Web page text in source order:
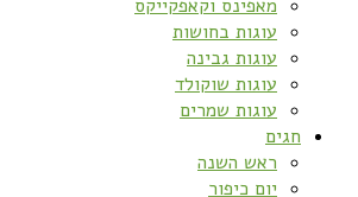
מאפינס וקאפקייקס
עוגות בחושות
עוגות גבינה
עוגות שוקולד
עוגות שמרים
חגים
ראש השנה
יום כיפור